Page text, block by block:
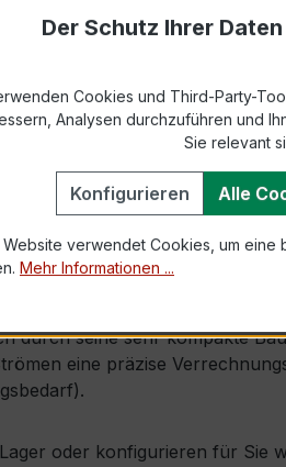
400 A,
2 bzw. DIN EN 61869-2)
Ø 31 mm
× Ipr (Dauerstrom 1 ×
× Ipr, 1 s
inkl. Isolierschutzkappe
durch seine sehr kompakte
eine präzise
oder konfigurieren für Sie
Der Schutz Ihrer
Cookies und Third-Party-
Analysen durchzuführen und
Sie relevant
Konfigurieren Alle
Website verwendet Cookies, um eine
Mehr Informationen ...